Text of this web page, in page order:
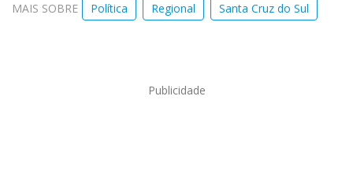
MAIS SOBRE Política Regional Santa Cruz do Sul
Publicidade